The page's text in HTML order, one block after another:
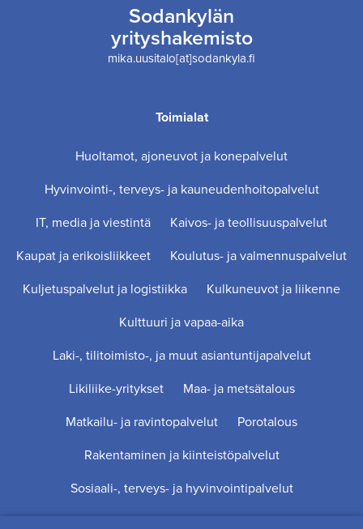
Sodankylän
yrityshakemisto
mika.uusitalo[at]sodankyla.fi
Toimialat
Huoltamot, ajoneuvot ja konepalvelut
Hyvinvointi-, terveys- ja kauneudenhoitopalvelut
IT, media ja viestintä
Kaivos- ja teollisuuspalvelut
Kaupat ja erikoisliikkeet
Koulutus- ja valmennuspalvelut
Kuljetuspalvelut ja logistiikka
Kulkuneuvot ja liikenne
Kulttuuri ja vapaa-aika
Laki-, tilitoimisto-, ja muut asiantuntijapalvelut
Likiliike-yritykset
Maa- ja metsätalous
Matkailu- ja ravintopalvelut
Porotalous
Rakentaminen ja kiinteistöpalvelut
Sosiaali-, terveys- ja hyvinvointipalvelut